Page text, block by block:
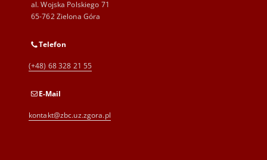
al. Wojska Polskiego 71
65-762 Zielona Góra
Telefon
(+48) 68 328 21 55
E-Mail
kontakt@zbc.uz.zgora.pl